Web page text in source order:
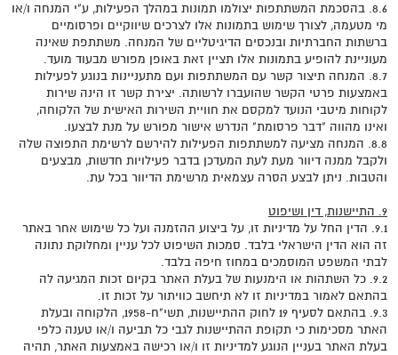
8.6. בהסכמת המשתתפות יצולמו תמונות במהלך הפעילות, ע"י המנחה ו/או
מי מטעמה, לצורך שימוש בתמונות אלו לצרכים שיווקיים ופרסומיים
ברשתות החברתיות ובנכסים הדיגיטליים של המנחה. משתתפת שאינה
מעוניינת להופיע בתמונות אלו תציין זאת באופן מפורש מבעוד מועד.
8.7. המנחה תיצור קשר עם המשתתפות ועם מתעניינות בנוגע לפעילות
באמצעות פרטי הקשר שהועברו לרשותה. יצירת קשר זו הינה שירות
לקוחות מיטבי הנועד למקסם את חוויית השירות האישית של הלקוחה,
ואינו מהווה "דבר פרסומת" הנדרש אישור מפורש על מנת לבצעו.
8.8. המנחה מציעה למשתתפות הפעילות להירשם לרשימת התפוצה שלה
ולקבל ממנה דיוור מעת לעת המעדכן בדבר פעילויות חדשות, מבצעים
והטבות. ניתן לבצע הסרה עצמאית מרשימת הדיוור בכל עת.
9. התיישנות, דין ושיפוט
9.1. הדין החל על מדיניות זו, על ביצוע ההזמנה ועל כל שימוש אחר באתר
זה הוא הדין הישראלי בלבד. סמכות השיפוט לכל עניין ומחלוקת נתונה
לבתי המשפט המוסמכים במחוז חיפה בלבד.
9.2. כל השתהות או הימנעות של בעלת האתר בקיום זכות המגיעה לה
בהתאם לאמור במדיניות זו לא תיחשב כוויתור על זכות זו.
9.3. בהתאם לסעיף 19 לחוק ההתיישנות, תשי"ח-1958, הלקוחה ובעלת
האתר מסכימות כי תקופת ההתיישנות לגבי כל תביעה ו/או טענה כלפי
בעלת האתר בעניין הנוגע למדיניות זו ו/או רכישה באמצעות האתר, תהיה